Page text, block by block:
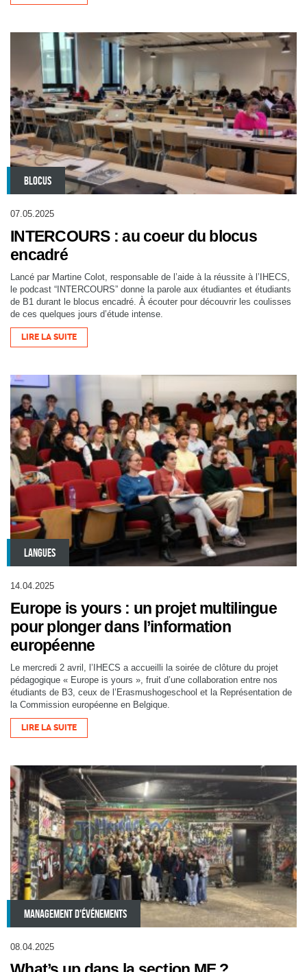
BLOCUS
07.05.2025
INTERCOURS : au coeur du blocus
encadré
Lancé par Martine Colot, responsable de l’aide à la réussite à l’IHECS,
le podcast “INTERCOURS” donne la parole aux étudiantes et étudiants
de B1 durant le blocus encadré. À écouter pour découvrir les coulisses
de ces quelques jours d’étude intense.
LIRE LA SUITE
LANGUES
14.04.2025
Europe is yours : un projet multilingue
pour plonger dans l’information
européenne
Le mercredi 2 avril, l’IHECS a accueilli la soirée de clôture du projet
pédagogique « Europe is yours », fruit d’une collaboration entre nos
étudiants de B3, ceux de l’Erasmushogeschool et la Représentation de
la Commission européenne en Belgique.
LIRE LA SUITE
MANAGEMENT D'ÉVÉNEMENTS
08.04.2025